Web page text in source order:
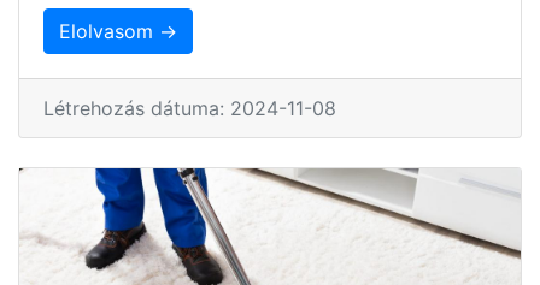
Elolvasom →
Létrehozás dátuma: 2024-11-08